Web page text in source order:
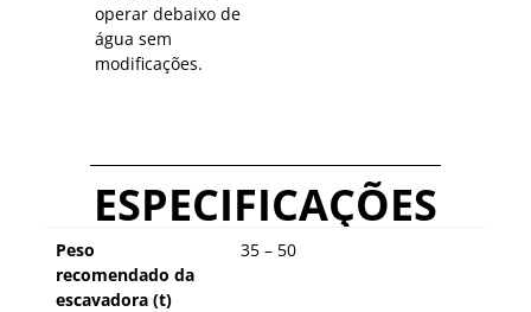
operar debaixo de
água sem
modificações.
ESPECIFICAÇÕES
Peso
recomendado da
escavadora (t)
35 – 50